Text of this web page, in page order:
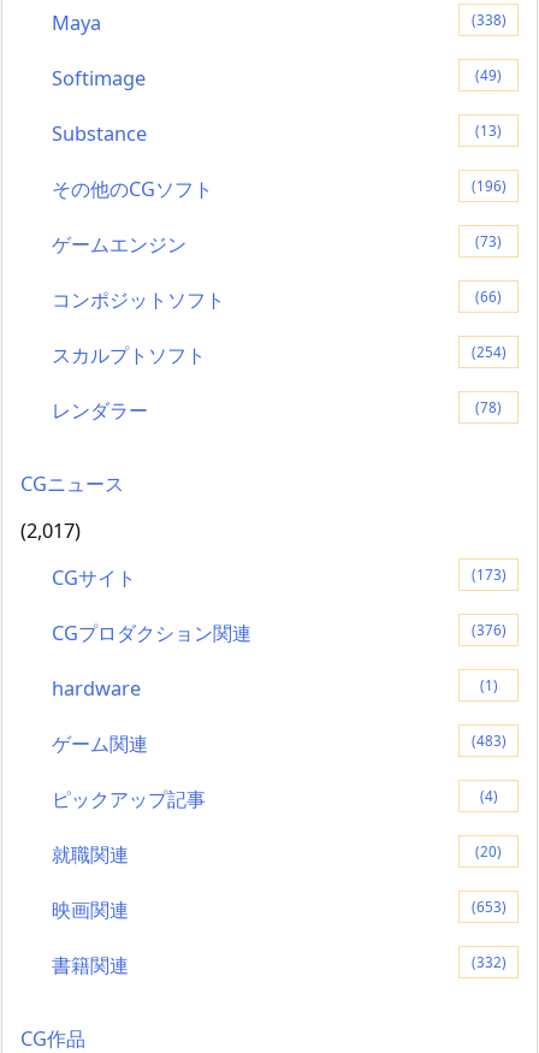
Maya (338)
Softimage (49)
Substance (13)
その他のCGソフト (196)
ゲームエンジン (73)
コンポジットソフト (66)
スカルプトソフト (254)
レンダラー (78)
CGニュース
(2,017)
CGサイト
(173)
CGプロダクション関連 (376)
hardware (1)
ゲーム関連 (483)
ピックアップ記事 (4)
就職関連 (20)
映画関連 (653)
書籍関連 (332)
CG作品